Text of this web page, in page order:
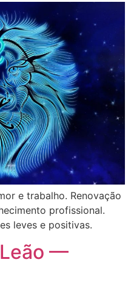
e trabalho. Renovação
profissional.
leves e positivas.
—